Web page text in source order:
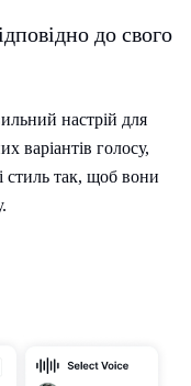
до свого
настрій для
варіантів голосу,
стиль так, щоб вони